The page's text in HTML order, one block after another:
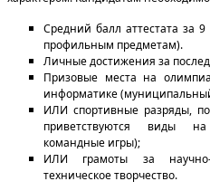
Средний балл аттестата за
профильным предметам).
Личные достижения за
Призовые места на
информатике
ИЛИ спортивные разряды,
приветствуются виды
командные игры);
ИЛИ грамоты за научно-
техническое творчество.